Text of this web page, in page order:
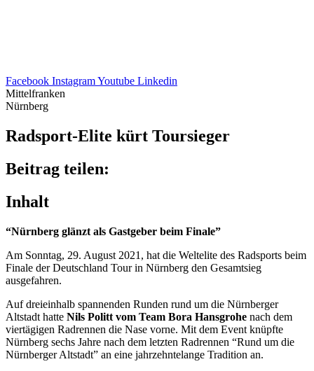
Facebook InstagramYoutube Linkedin
Mittelfranken
Nürnberg
Radsport-Elite kürt Toursieger
Beitrag teilen:
Inhalt
“Nürn­berg glänzt als Gast­ge­ber beim Finale”
Am Sonn­tag, 29. August 2021, hat die Welt­elite des Radsports beim
Finale der Deutsch­land Tour in Nürn­berg den Gesamt­sieg
ausgefahren.
Auf drei­ein­halb span­nen­den Runden rund um die Nürn­ber­ger
Altstadt hatte Nils Politt vom Team Bora Hans­g­rohe nach dem
vier­tä­gi­gen Radren­nen die Nase vorne. Mit dem Event knüpfte
Nürn­berg sechs Jahre nach dem letz­ten Radren­nen “Rund um die
Nürn­ber­ger Altstadt” an eine jahr­zehn­te­lange Tradi­tion an.